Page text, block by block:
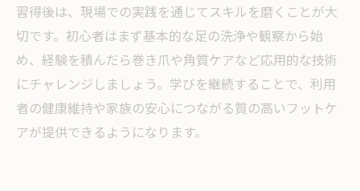
習得後は、現場での実践を通じてスキルを磨くことが大
切です。初心者はまず基本的な足の洗浄や観察から始
め、経験を積んだら巻き爪や角質ケアなど応用的な技術
にチャレンジしましょう。学びを継続することで、利用
者の健康維持や家族の安心につながる質の高いフットケ
アが提供できるようになります。